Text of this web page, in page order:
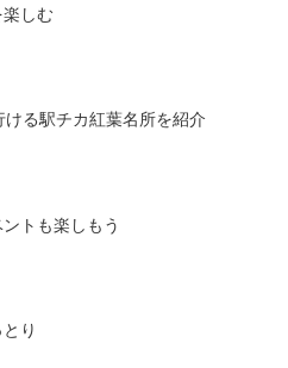
しむ
る駅チカ紅葉名所を紹介
トも楽しもう
り